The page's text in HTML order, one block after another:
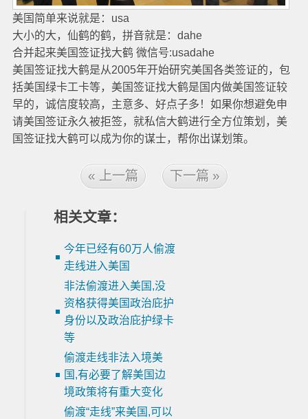
美国简单来说就是：usa
大小的大，仙鹤的鹤，拼音就是：dahe
合并起来美国签证找大鹤 微信号:usadahe
美国签证找大鹤是从2005年开始研究美国各类签证的，包
括美国绿卡工卡等，美国签证找大鹤是国内做美国签证较
早的，诚信度较高，主意多、好点子多！如果你想避免申
请美国签证永久被拒签，就私信大鹤进行全方位策划，美
国签证找大鹤可以成为你的谋士，帮你出谋划策。
« 上一篇 下一篇 »
相关文章：
今年已经有60万人偷渡
走线进入美国
非法偷渡进入美国,没
资格获得美国政治庇护
身份以及政治庇护绿卡
等
偷渡走线非法入境美
国,有必要了解美国边
境政策将有重大变化
偷渡“走线”来美国,可以